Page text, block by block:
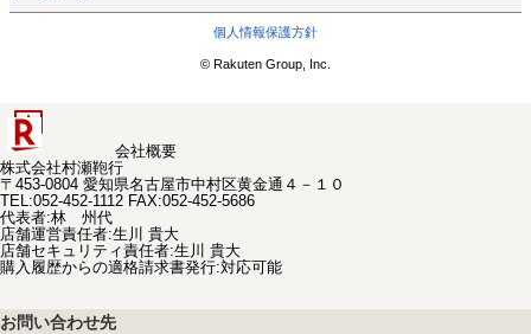
個人情報保護方針
© Rakuten Group, Inc.
会社概要
株式会社村瀬鞄行
〒453-0804 愛知県名古屋市中村区黄金通４－１０
TEL:052-452-1112 FAX:052-452-5686
代表者:林 州代
店舗運営責任者:生川 貴大
店舗セキュリティ責任者:生川 貴大
購入履歴からの適格請求書発行:対応可能
お問い合わせ先